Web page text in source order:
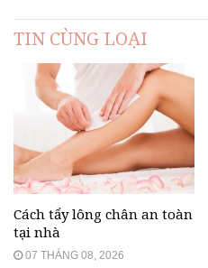
TIN CÙNG LOẠI
Cách tẩy lông chân an toàn
tại nhà
07 THÁNG 08, 2026